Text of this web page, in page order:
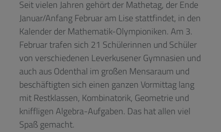
Seit vielen Jahren gehört der Mathetag, der Ende
Januar/Anfang Februar am Lise stattfindet, in den
Kalender der Mathematik-Olympioniken. Am 3.
Februar trafen sich 21 Schülerinnen und Schüler
von verschiedenen Leverkusener Gymnasien und
auch aus Odenthal im großen Mensaraum und
beschäftigten sich einen ganzen Vormittag lang
mit Restklassen, Kombinatorik, Geometrie und
kniffligen Algebra-Aufgaben. Das hat allen viel
Spaß gemacht.